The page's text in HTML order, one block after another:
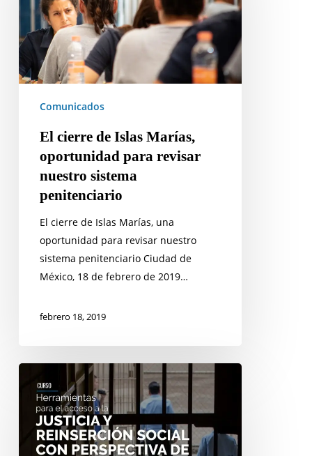
Marías,
oportunidad
para
revisar
nuestro
sistemaComunicados
El cierre de Islas Marías,
oportunidad para revisar
nuestro sistema
penitenciario
El cierre de Islas Marías, una
oportunidad para revisar nuestro
sistema penitenciario Ciudad de
México, 18 de febrero de 2019…
febrero 18, 2019
«Herramientas
para
acceso